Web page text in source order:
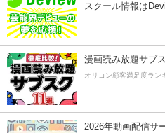
スクール情報は
漫画読み放題サブ
オリコン顧客満足度ラン
2026年動画配信サ